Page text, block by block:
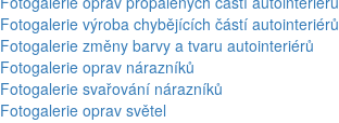
Fotogalerie výroba chybějících částí autointeriérů
Fotogalerie změny barvy a tvaru autointeriérů
Fotogalerie oprav nárazníků
Fotogalerie svařování nárazníků
Fotogalerie oprav světel